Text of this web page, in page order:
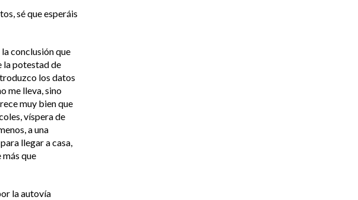
sé que esperáis
conclusión que
la potestad de
los datos
me lleva, sino
muy bien que
víspera de
a una
llegar a casa,
que
la autovía